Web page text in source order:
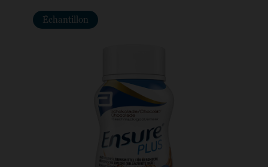
Échantillon